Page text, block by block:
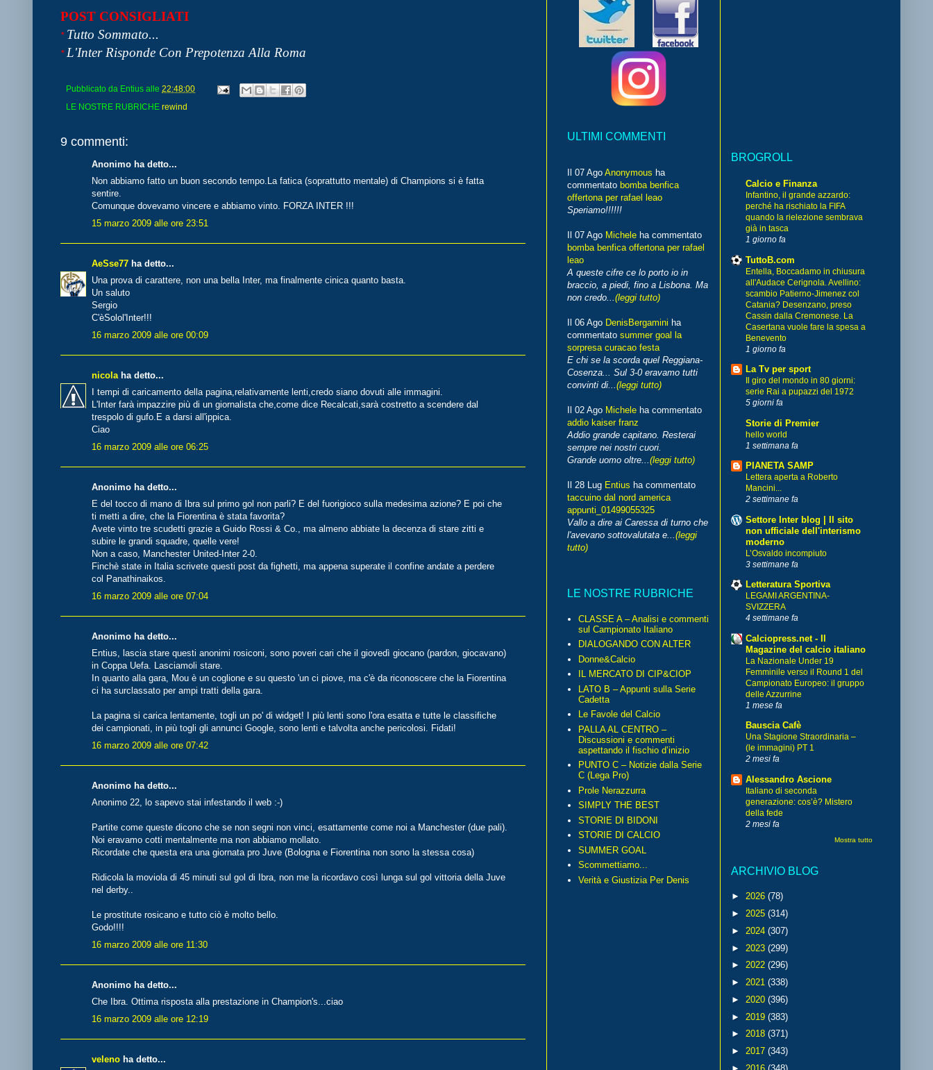
POST CONSIGLIATI
* Tutto Sommato...
* L'Inter Risponde Con Prepotenza Alla Roma
Pubblicato da Entius alle 22:48:00
LE NOSTRE RUBRICHE rewind
9 commenti:
Anonimo ha detto...
Non abbiamo fatto un buon secondo tempo.La fatica (soprattutto mentale) di Champions si è fatta
sentire.
Comunque dovevamo vincere e abbiamo vinto. FORZA INTER !!!
15 marzo 2009 alle ore 23:51
AeSse77 ha detto...
Una prova di carattere, non una bella Inter, ma finalmente cinica quanto basta.
Un saluto
Sergio
C'èSolol'Inter!!!
16 marzo 2009 alle ore 00:09
nicola ha detto...
I tempi di caricamento della pagina,relativamente lenti,credo siano dovuti alle immagini.
L'Inter farà impazzire più di un giornalista che,come dice Recalcati,sarà costretto a scendere dal
trespolo di gufo.E a darsi all'ippica.
Ciao
16 marzo 2009 alle ore 06:25
Anonimo ha detto...
E del tocco di mano di Ibra sul primo gol non parli? E del fuorigioco sulla medesima azione? E poi che
ti metti a dire, che la Fiorentina è stata favorita?
Avete vinto tre scudetti grazie a Guido Rossi & Co., ma almeno abbiate la decenza di stare zitti e
subire le grandi squadre, quelle vere!
Non a caso, Manchester United-Inter 2-0.
Finchè state in Italia scrivete questi post da fighetti, ma appena superate il confine andate a perdere
col Panathinaikos.
16 marzo 2009 alle ore 07:04
Anonimo ha detto...
Entius, lascia stare questi anonimi rosiconi, sono poveri cari che il giovedì giocano (pardon, giocavano)
in Coppa Uefa. Lasciamoli stare.
In quanto alla gara, Mou è un coglione e su questo 'un ci piove, ma c'è da riconoscere che la Fiorentina
ci ha surclassato per ampi tratti della gara.
La pagina si carica lentamente, togli un po' di widget! I più lenti sono l'ora esatta e tutte le classifiche
dei campionati, in più togli gli annunci Google, sono lenti e talvolta anche pericolosi. Fidati!
16 marzo 2009 alle ore 07:42
Anonimo ha detto...
Anonimo 22, lo sapevo stai infestando il web :-)
Partite come queste dicono che se non segni non vinci, esattamente come noi a Manchester (due pali).
Noi eravamo cotti mentalmente ma non abbiamo mollato.
Ricordate che questa era una giornata pro Juve (Bologna e Fiorentina non sono la stessa cosa)
Ridicola la moviola di 45 minuti sul gol di Ibra, non me la ricordavo così lunga sul gol vittoria della Juve
nel derby..
Le prostitute rosicano e tutto ciò è molto bello.
Godo!!!!
16 marzo 2009 alle ore 11:30
Anonimo ha detto...
Che Ibra. Ottima risposta alla prestazione in Champion's...ciao
16 marzo 2009 alle ore 12:19
veleno ha detto...
ULTIMI COMMENTI
Il 07 Ago Anonymous ha
commentato bomba benfica
offertona per rafael leao
Speriamo!!!!!!
Il 07 Ago Michele ha commentato
bomba benfica offertona per rafael
leao
A queste cifre ce lo porto io in
braccio, a piedi, fino a Lisbona. Ma
non credo...(leggi tutto)
Il 06 Ago DenisBergamini ha
commentato summer goal la
sorpresa curacao festa
E chi se la scorda quel Reggiana-
Cosenza... Sul 3-0 eravamo tutti
convinti di...(leggi tutto)
Il 02 Ago Michele ha commentato
addio kaiser franz
Addio grande capitano. Resterai
sempre nei nostri cuori.
Grande uomo oltre...(leggi tutto)
Il 28 Lug Entius ha commentato
taccuino dal nord america
appunti_01499055325
Vallo a dire ai Caressa di turno che
l'avevano sottovalutata e...(leggi
tutto)
LE NOSTRE RUBRICHE
CLASSE A – Analisi e commenti
sul Campionato Italiano
DIALOGANDO CON ALTER
Donne&Calcio
IL MERCATO DI CIP&CIOP
LATO B – Appunti sulla Serie
Cadetta
Le Favole del Calcio
PALLA AL CENTRO –
Discussioni e commenti
aspettando il fischio d’inizio
PUNTO C – Notizie dalla Serie
C (Lega Pro)
Prole Nerazzurra
SIMPLY THE BEST
STORIE DI BIDONI
STORIE DI CALCIO
SUMMER GOAL
Scommettiamo...
Verità e Giustizia Per Denis
BROGROLL
Calcio e Finanza
Infantino, il grande azzardo:
perché ha rischiato la FIFA
quando la rielezione sembrava
già in tasca
1 giorno fa
TuttoB.com
Entella, Boccadamo in chiusura
all'Audace Cerignola. Avellino:
scambio Patierno-Jimenez col
Catania? Desenzano, preso
Cassin dalla Cremonese. La
Casertana vuole fare la spesa a
Benevento
1 giorno fa
La Tv per sport
Il giro del mondo in 80 giorni:
serie Rai a pupazzi del 1972
5 giorni fa
Storie di Premier
hello world
1 settimana fa
PIANETA SAMP
Lettera aperta a Roberto
Mancini...
2 settimane fa
Settore Inter blog | Il sito
non ufficiale dell'interismo
moderno
L’Osvaldo incompiuto
3 settimane fa
Letteratura Sportiva
LEGAMI ARGENTINA-
SVIZZERA
4 settimane fa
Calciopress.net - Il
Magazine del calcio italiano
La Nazionale Under 19
Femminile verso il Round 1 del
Campionato Europeo: il gruppo
delle Azzurrine
1 mese fa
Bauscia Cafè
Una Stagione Straordinaria –
(le immagini) PT 1
2 mesi fa
Alessandro Ascione
Italiano di seconda
generazione: cos’è? Mistero
della fede
2 mesi fa
Mostra tutto
ARCHIVIO BLOG
► 2026 (78)
► 2025 (314)
► 2024 (307)
► 2023 (299)
► 2022 (296)
► 2021 (338)
► 2020 (396)
► 2019 (383)
► 2018 (371)
► 2017 (343)